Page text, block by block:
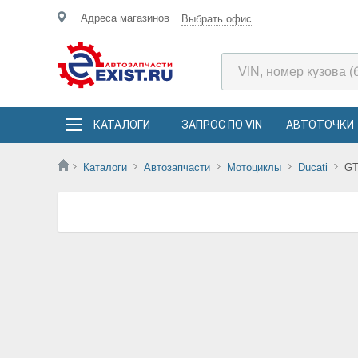
Адреса магазинов Выбрать офис
КАТАЛОГИ ЗАПРОС ПО VIN АВТОТОЧКИ
Каталоги Автозапчасти Мотоциклы Ducati